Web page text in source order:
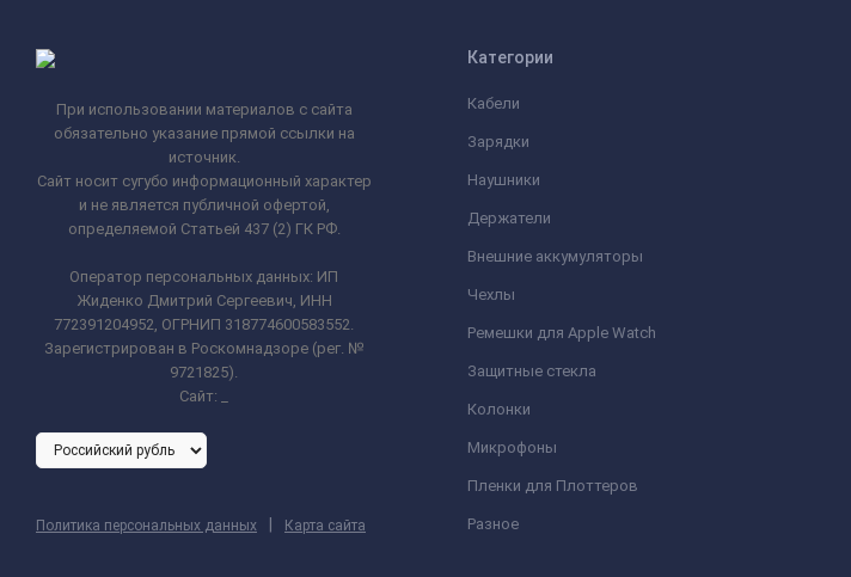
При использовании материалов с сайта
обязательно указание прямой ссылки на
источник.
Сайт носит сугубо информационный характер
и не является публичной офертой,
определяемой Статьей 437 (2) ГК РФ.
Оператор персональных данных: ИП
Жиденко Дмитрий Сергеевич, ИНН
772391204952, ОГРНИП 318774600583552.
Зарегистрирован в Роскомнадзоре (рег. №
9721825).
Сайт:
Политика персональных данных Карта сайта
Категории
Кабели
Зарядки
Наушники
Держатели
Внешние аккумуляторы
Чехлы
Ремешки для Apple Watch
Защитные стекла
Колонки
Микрофоны
Пленки для Плоттеров
Разное